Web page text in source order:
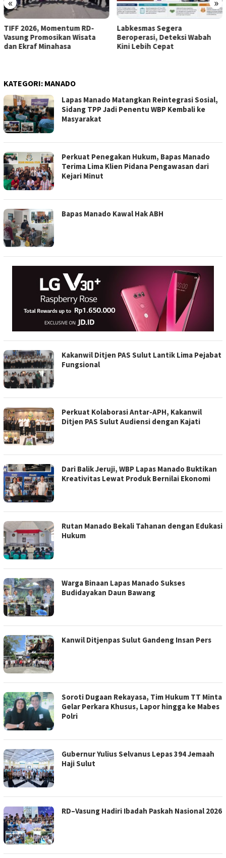
RD-
Labkesmas Segera
Beroperasi, Deteksi Wabah
Kini Lebih Cepat
Lapas Tamako dan
Bersinergi Pulihkan
Warga Binaan
KATEGORI: MANADO
Lapas Manado Matangkan Reintegrasi Sosial,
Sidang TPP Jadi Penentu WBP Kembali ke
Masyarakat
Perkuat Penegakan Hukum, Bapas Manado
Terima Lima Klien Pidana Pengawasan dari
Kejari Minut
Bapas Manado Kawal Hak ABH
Kakanwil Ditjen PAS Sulut Lantik Lima Pejabat
Fungsional
Perkuat Kolaborasi Antar-APH, Kakanwil
Ditjen PAS Sulut Audiensi dengan Kajati
Dari Balik Jeruji, WBP Lapas Manado Buktikan
Kreativitas Lewat Produk Bernilai Ekonomi
Rutan Manado Bekali Tahanan dengan Edukasi
Hukum
Warga Binaan Lapas Manado Sukses
Budidayakan Daun Bawang
Kanwil Ditjenpas Sulut Gandeng Insan Pers
Soroti Dugaan Rekayasa, Tim Hukum TT Minta
Gelar Perkara Khusus, Lapor hingga ke Mabes
Polri
Gubernur Yulius Selvanus Lepas 394 Jemaah
Haji Sulut
RD–Vasung Hadiri Ibadah Paskah Nasional 2026